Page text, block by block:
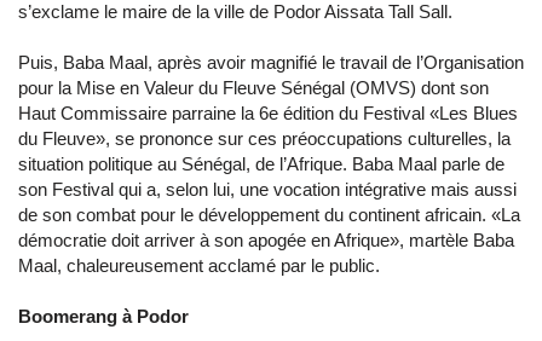
s’exclame le maire de la ville de Podor Aissata Tall Sall.
Puis, Baba Maal, après avoir magnifié le travail de l’Organisation
pour la Mise en Valeur du Fleuve Sénégal (OMVS) dont son
Haut Commissaire parraine la 6e édition du Festival «Les Blues
du Fleuve», se prononce sur ces préoccupations culturelles, la
situation politique au Sénégal, de l’Afrique. Baba Maal parle de
son Festival qui a, selon lui, une vocation intégrative mais aussi
de son combat pour le développement du continent africain. «La
démocratie doit arriver à son apogée en Afrique», martèle Baba
Maal, chaleureusement acclamé par le public.
Boomerang à Podor